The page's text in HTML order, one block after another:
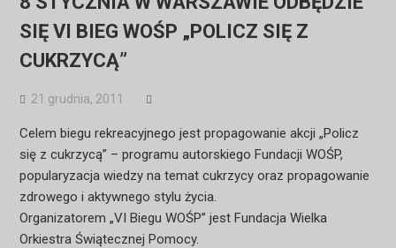
SIĘ VI BIEG WOŚP „POLICZ SIĘ Z
CUKRZYCĄ”
21 grudnia, 2011
Celem biegu rekreacyjnego jest propagowanie akcji „Policz
się z cukrzycą” – programu autorskiego Fundacji WOŚP,
popularyzacja wiedzy na temat cukrzycy oraz propagowanie
zdrowego i aktywnego stylu życia.
Organizatorem „VI Biegu WOŚP” jest Fundacja Wielka
Orkiestra Świątecznej Pomocy.